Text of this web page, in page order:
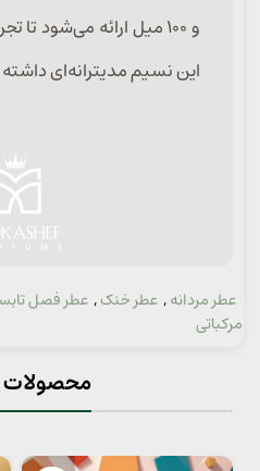
و ۱۰۰ میل ارائه می‌شود
این نسیم مدیترانه‌ای
عطر مردانه, عطر خنک, عطر فصل
مرکباتی